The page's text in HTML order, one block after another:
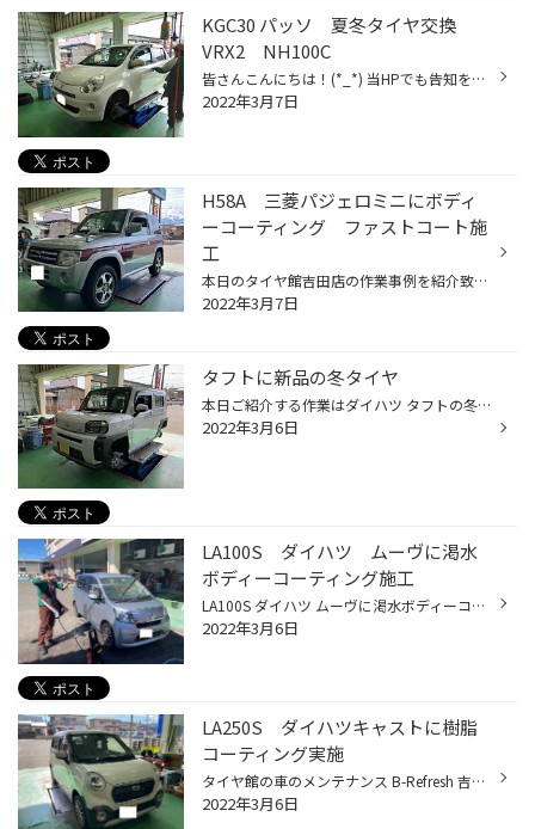
KGC30 パッソ 夏冬タイヤ交換
VRX2 NH100C
皆さんこんにちは！(*_*) 当HPでも告知をさせていただいておりますが、4月1日からタイヤの値上げ予定です(*_*) 国内市販用タイヤの値上げについて | ニュースリリース | 株式会社ブリヂストン (bridgestone.co.jp) 本日は値上げ前にタイヤを買い替えていただいたパッソにお乗りのお客様がご来店いた...
2022年3月7日
H58A 三菱パジェロミニにボディ
ーコーティング ファストコート施
工
本日のタイヤ館吉田店の作業事例を紹介致します！ 今回は車検と一緒にボディーコーティングも施工させていただきました。 タイヤ館吉田店おすすめのファストコートというガラス系のコーティングになります。 ちなみに施工前の写真はこちら！ 降雪と花粉も飛来していますので写真でわかるくらい汚れ...
2022年3月7日
タフトに新品の冬タイヤ
本日ご紹介する作業はダイハツ タフトの冬タイヤセットのご紹介です。 ↓ 納車されてそのままご来店して下さいました！ ↓ タイヤ交換担当は西田店長です！タイヤは【165/65R15VRX2】ホイールは【ｻｰｷｭﾗｰC10S 15X4.5 4 100 +45】を装着です。 ↓ 完成です！ボディが明るい白色なので引き締まって見えま...
2022年3月6日
LA100S ダイハツ ムーヴに渇水
ボディーコーティング施工
LA100S ダイハツ ムーヴに渇水ボディーコーティング施工させていただきました！ タイヤ館ではボディーコーティングや板金なども承っております。 施工したのはファストコートといってガラス系のコーティングになります。 さらにファストコートの上から滑水コートのＷ施工で水と汚れから車を守ります。
2022年3月6日
LA250S ダイハツキャストに樹脂
コーティング実施
タイヤ館の車のメンテナンス B-Refresh 吉田店おすすめの樹脂コーティングを LA250S ダイハツ キャストに施工致しました。 B-リフレッシュの詳しい内容はこちら！ 今回施工したのはフロントワイパーとボンネットの間の部分とフロントとリアガラスの間のピラーの部分です。 年数が経過した車だと樹脂...
2022年3月6日